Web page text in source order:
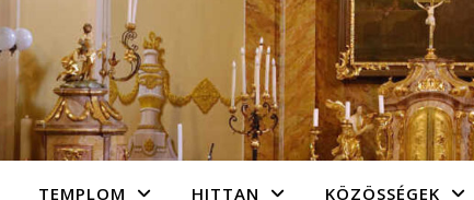
TEMPLOM HITTAN KÖZÖSSÉGEK